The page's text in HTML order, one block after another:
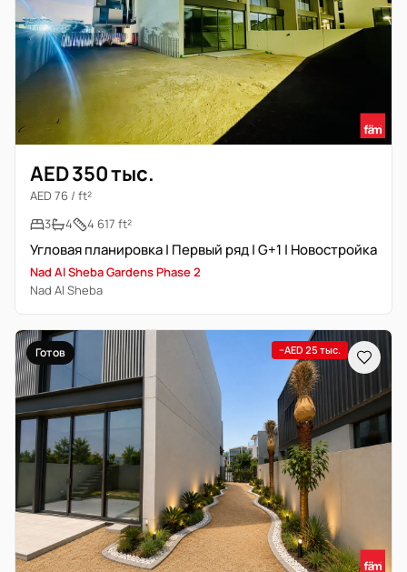
AED 350 тыс.
AED 76 / ft²
3
4 4 617 ft²
Угловая планировка | Первый ряд | G+1 | Новостройка
Nad Al Sheba Gardens Phase 2
Nad Al Sheba
Готов −AED 25 тыс.